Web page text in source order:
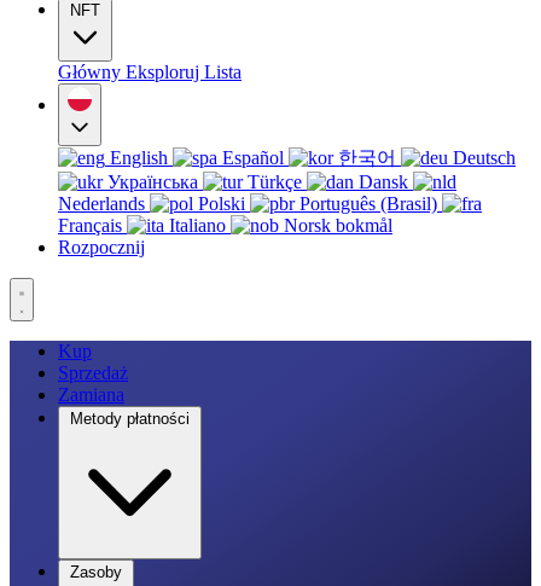
NFT
Główny Eksploruj Lista
English Español 한국어
Deutsch
Українська
Türkçe
Dansk
Nederlands
Polski
Português (Brasil)
Français
Italiano
Norsk bokmål
Rozpocznij
Kup
Sprzedaż
Zamiana
Metody płatności
Zasoby